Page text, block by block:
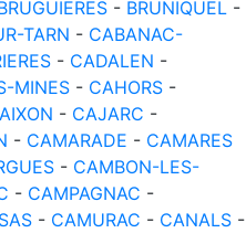
- BRUNIQUEL -
TARN - CABANAC-
- CADALEN -
MINES - CAHORS -
- CAJARC -
- CAMARADE - CAMARES
- CAMBON-LES-
- CAMPAGNAC -
- CAMURAC - CANALS -